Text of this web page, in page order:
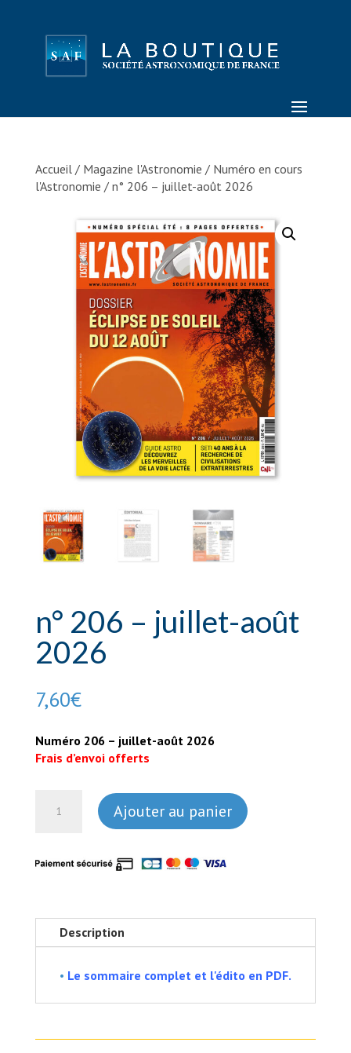
Accueil/ Magazine l'Astronomie / Numéro en cours
l'Astronomie / n° 206 – juillet-août 2026
n° 206 – juillet-août
2026
7,60€
Numéro 206 – juillet-août 2026
Frais d’envoi offerts
-
2026
Ajouter au panier
Description
• Le sommaire complet et l'édito en PDF.